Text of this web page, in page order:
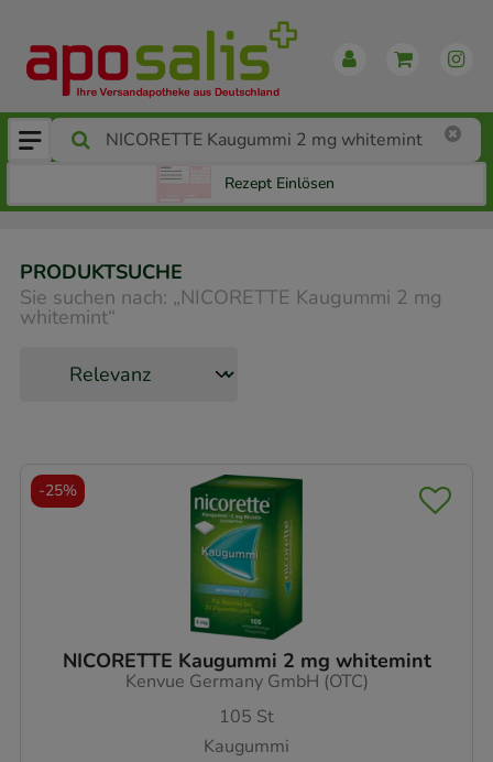
Rezept Einlösen
PRODUKTSUCHE
Sie suchen nach: „NICORETTE Kaugummi 2 mg
whitemint“
NICORETTE Kaugummi 2 mg whitemint
Kenvue Germany GmbH (OTC)
105 St
Kaugummi
-25%